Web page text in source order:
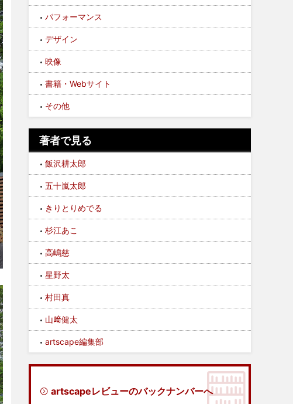
パフォーマンス
デザイン
映像
書籍・Webサイト
その他
著者で見る
飯沢耕太郎
五十嵐太郎
きりとりめでる
杉江あこ
高嶋慈
星野太
村田真
山﨑健太
artscape編集部
artscapeレビューのバックナンバーへ